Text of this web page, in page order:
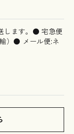
します。● 宅急便
）● メール便:ネ